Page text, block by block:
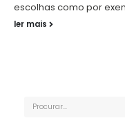
escolhas como por
ler mais